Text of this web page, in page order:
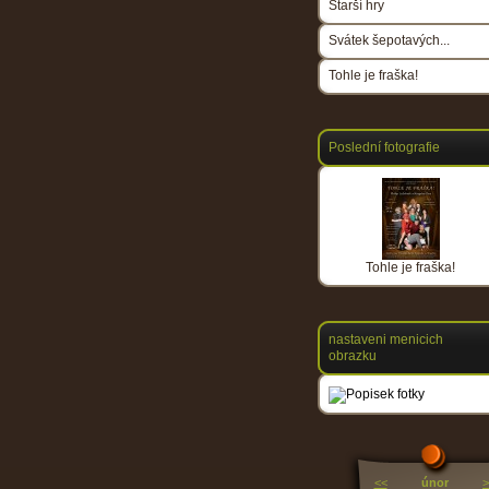
Starší hry
Svátek šepotavých...
Tohle je fraška!
Poslední fotografie
Tohle je fraška!
nastaveni menicich
obrazku
<< únor